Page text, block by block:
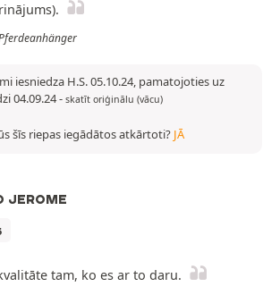
iesniedza H.S. 05.10.24, pamatojoties uz
04.09.24- skatīt oriģinālu (vācu)
šīs riepas iegādātos atkārtoti? JĀ
JEROME
tam, ko es ar to daru.